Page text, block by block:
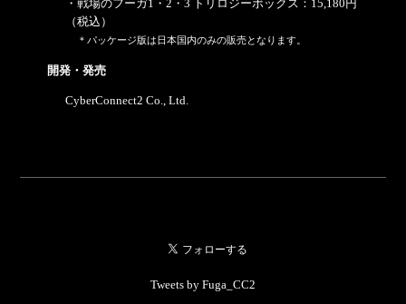
・戦場のフーガ1・2・3 トリロジーボックス：15,180円
（税込）
＊パッケージ版は日本国内のみの販売となります。
開発・発売
CyberConnect2 Co., Ltd.
Tweets by Fuga_CC2